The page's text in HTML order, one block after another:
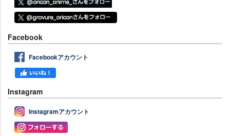
Facebook
Facebookアカウント
Instagram
Instagramアカウント